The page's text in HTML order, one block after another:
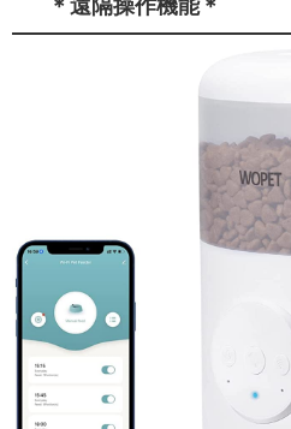
＊遠隔操作機能＊